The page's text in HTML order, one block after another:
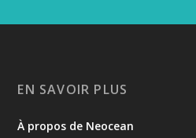
EN SAVOIR PLUS
À propos de Neocean